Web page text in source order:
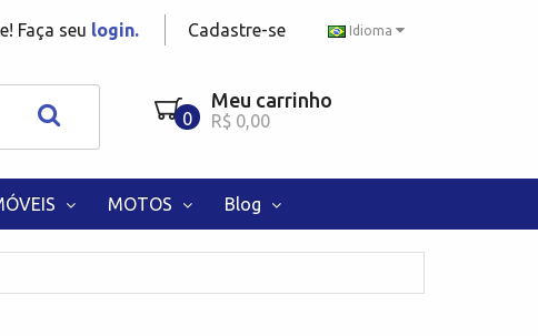
Idioma
Faça seu login. Cadastre-se
0
Meu carrinho
R$ 0,00
MOTOS Blog